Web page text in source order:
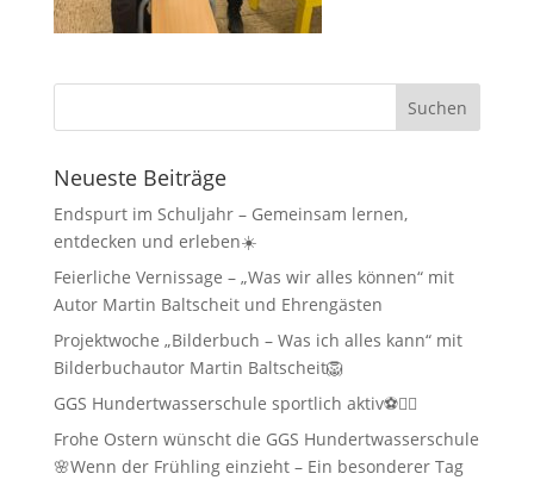
Neueste Beiträge
Endspurt im Schuljahr – Gemeinsam lernen,
entdecken und erleben☀️
Feierliche Vernissage – „Was wir alles können“ mit
Autor Martin Baltscheit und Ehrengästen
Projektwoche „Bilderbuch – Was ich alles kann“ mit
Bilderbuchautor Martin Baltscheit🦁
GGS Hundertwasserschule sportlich aktiv⚽🏃‍♂️
Frohe Ostern wünscht die GGS Hundertwasserschule
🌸Wenn der Frühling einzieht – Ein besonderer Tag